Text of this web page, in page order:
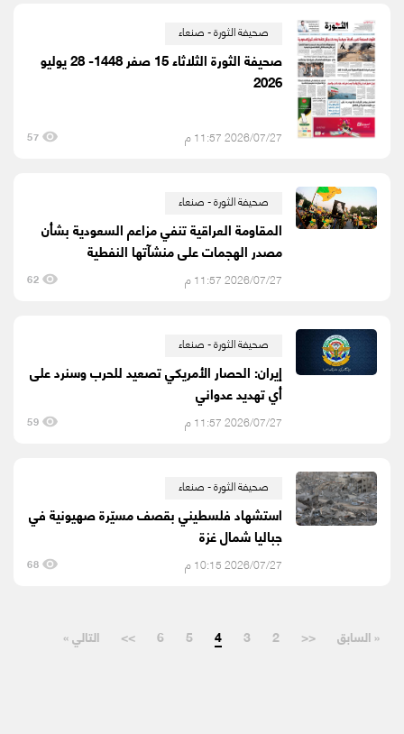
صحيفة الثورة - صنعاء
صحيفة الثورة الثلاثاء 15 صفر 1448- 28 يوليو
2026
2026/07/27 11:57 م 57
صحيفة الثورة - صنعاء
المقاومة العراقية تنفي مزاعم السعودية بشأن
مصدر الهجمات على منشآتها النفطية
2026/07/27 11:57 م 62
صحيفة الثورة - صنعاء
إيران: الحصار الأمريكي تصعيد للحرب وسنرد على
أي تهديد عدواني
2026/07/27 11:57 م 59
صحيفة الثورة - صنعاء
استشهاد فلسطيني بقصف مسيّرة صهيونية في
جباليا شمال غزة
2026/07/27 10:15 م 68
« السابق <<
2
3
4
5
6
>> التالي »